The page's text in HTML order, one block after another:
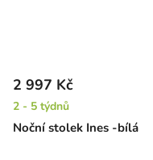
Noční stolek Ines -bílá
2 997 Kč
2 - 5 týdnů